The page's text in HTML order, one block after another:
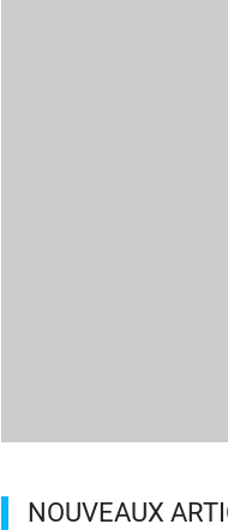
NOUVEAUX